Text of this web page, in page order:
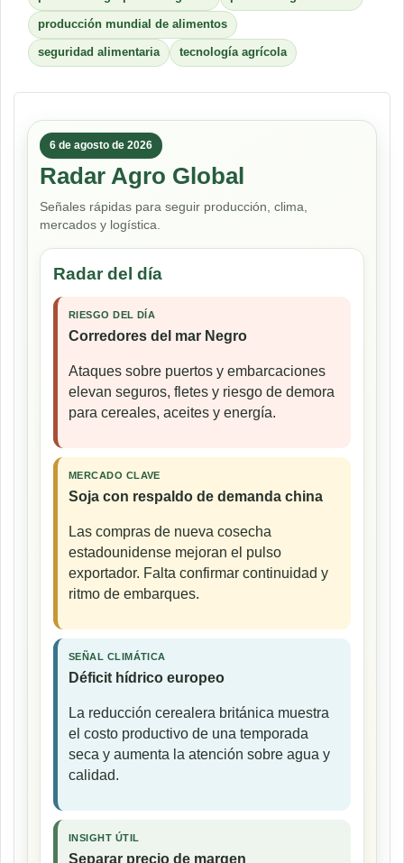
producción mundial de alimentos
seguridad alimentaria tecnología agrícola
6 de agosto de 2026
Radar Agro Global
Señales rápidas para seguir producción, clima,
mercados y logística.
Radar del día
RIESGO DEL DÍA
Corredores del mar Negro
Ataques sobre puertos y embarcaciones
elevan seguros, fletes y riesgo de demora
para cereales, aceites y energía.
MERCADO CLAVE
Soja con respaldo de demanda china
Las compras de nueva cosecha
estadounidense mejoran el pulso
exportador. Falta confirmar continuidad y
ritmo de embarques.
SEÑAL CLIMÁTICA
Déficit hídrico europeo
La reducción cerealera británica muestra
el costo productivo de una temporada
seca y aumenta la atención sobre agua y
calidad.
INSIGHT ÚTIL
Separar precio de margen